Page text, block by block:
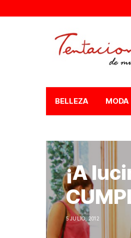
BELLEZA MODA
¡A
5 JULIO, 2012